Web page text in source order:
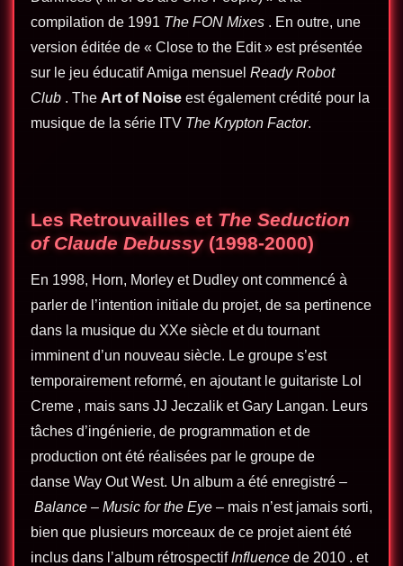
compilation de 1991 The FON Mixes . En outre, une
version éditée de « Close to the Edit » est présentée
sur le jeu éducatif Amiga mensuel Ready Robot
Club . The Art of Noise est également crédité pour la
musique de la série ITV The Krypton Factor.
Les Retrouvailles et The Seduction
of Claude Debussy(1998-2000)
En 1998, Horn, Morley et Dudley ont commencé à
parler de l’intention initiale du projet, de sa pertinence
dans la musique du XXe siècle et du tournant
imminent d’un nouveau siècle. Le groupe s’est
temporairement reformé, en ajoutant le guitariste Lol
Creme , mais sans JJ Jeczalik et Gary Langan. Leurs
tâches d’ingénierie, de programmation et de
production ont été réalisées par le groupe de
danse Way Out West. Un album a été enregistré –
Balance – Music for the Eye – mais n’est jamais sorti,
bien que plusieurs morceaux de ce projet aient été
inclus dans l’album rétrospectif Influence de 2010 . et